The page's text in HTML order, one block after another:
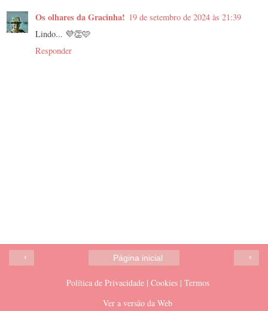
Os olhares da Gracinha! 19 de setembro de 2024 às 21:39
Lindo... 💜👏🩷
Responder
‹ ›
Página inicial
Política de Privacidade | Cookies | Termos
Ver a versão da Web